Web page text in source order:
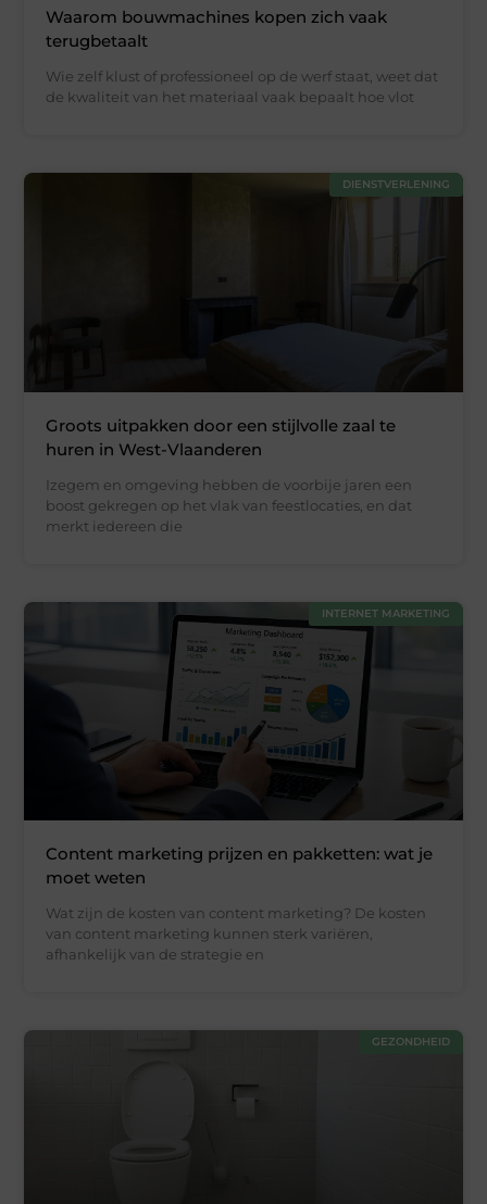
Waarom bouwmachines kopen zich vaak
terugbetaalt
Wie zelf klust of professioneel op de werf staat, weet dat
de kwaliteit van het materiaal vaak bepaalt hoe vlot
DIENSTVERLENING
Groots uitpakken door een stijlvolle zaal te
huren in West-Vlaanderen
Izegem en omgeving hebben de voorbije jaren een
boost gekregen op het vlak van feestlocaties, en dat
merkt iedereen die
INTERNET MARKETING
Content marketing prijzen en pakketten: wat je
moet weten
Wat zijn de kosten van content marketing? De kosten
van content marketing kunnen sterk variëren,
afhankelijk van de strategie en
GEZONDHEID